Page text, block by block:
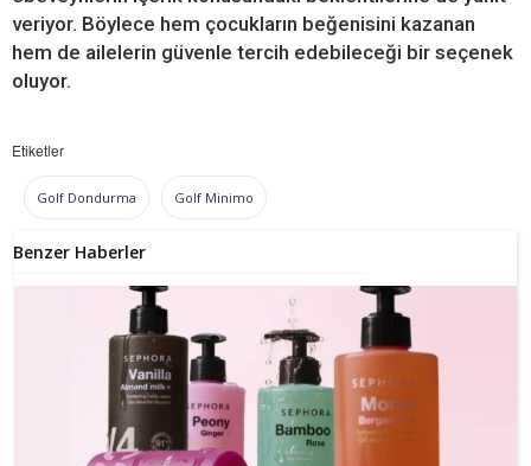
veriyor. Böylece hem çocukların beğenisini kazanan
hem de ailelerin güvenle tercih edebileceği bir seçenek
oluyor.
Etiketler
Golf Dondurma Golf Minimo
Benzer Haberler